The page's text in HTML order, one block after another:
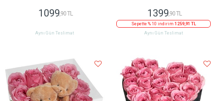
1099 ,90 TL
Aynı Gün Teslimat
1399 ,90 TL
Sepette % 10 indirim 1259,91 TL
Aynı Gün Teslimat